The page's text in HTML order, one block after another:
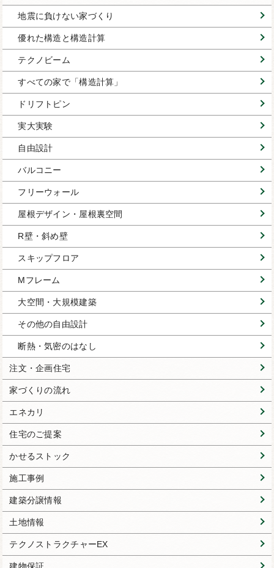
地震に負けない家づくり
優れた構造と構造計算
テクノビーム
すべての家で「構造計算」
ドリフトピン
実大実験
自由設計
バルコニー
フリーウォール
屋根デザイン・屋根裏空間
R壁・斜め壁
スキップフロア
Mフレーム
大空間・大規模建築
その他の自由設計
断熱・気密のはなし
注文・企画住宅
家づくりの流れ
エネカリ
住宅のご提案
かせるストック
施工事例
建築分譲情報
土地情報
テクノストラクチャーEX